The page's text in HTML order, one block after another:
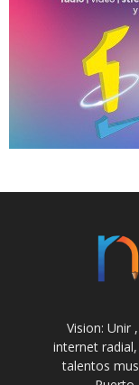
Vision: Unir
internet
talentos